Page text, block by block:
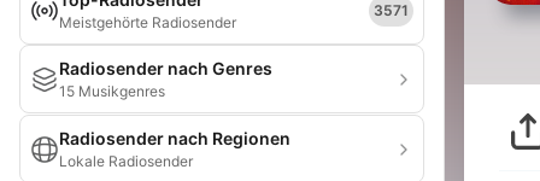
Meistgehörte Radiosender
3571
Radiosender nach Genres
15 Musikgenres
Radiosender nach Regionen
Lokale Radiosender